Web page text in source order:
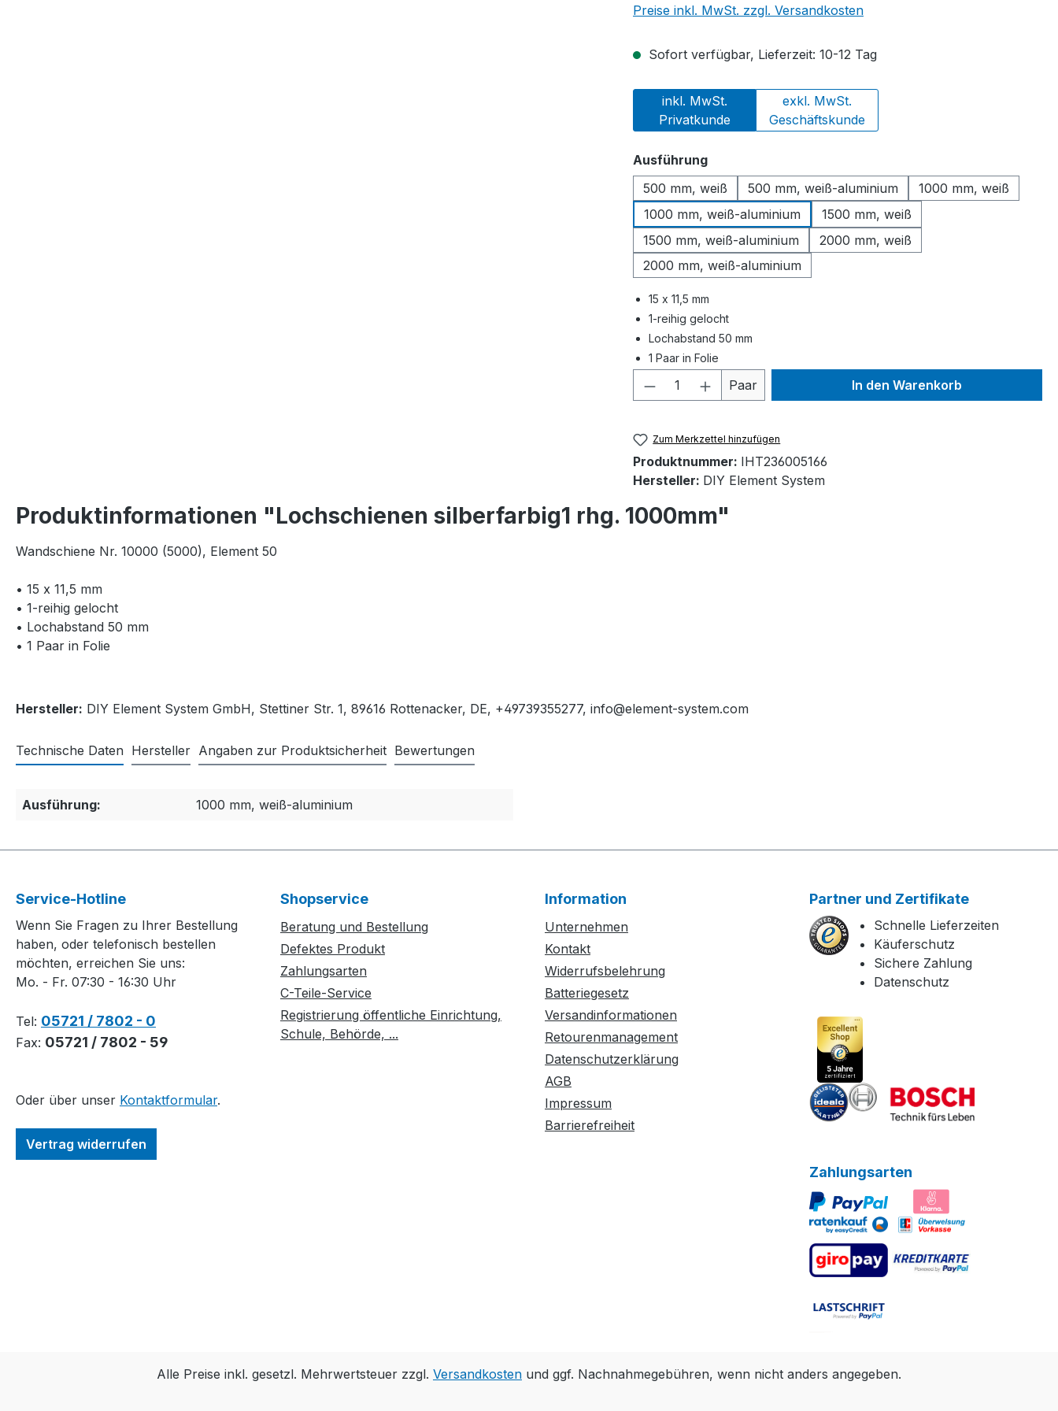
Preise inkl. MwSt. zzgl. Versandkosten
Sofort verfügbar, Lieferzeit: 10-12 Tag
inkl. MwSt.
Privatkunde
exkl. MwSt.
Geschäftskunde
Ausführungauswählen
500 mm, weiß
500 mm, weiß-aluminium
1000 mm, weiß
1000 mm, weiß-aluminium
1500 mm, weiß
1500 mm, weiß-aluminium
2000 mm, weiß
2000 mm, weiß-aluminium
15 x 11,5 mm
1-reihig gelocht
Lochabstand 50 mm
1 Paar in Folie
Produkt Anzahl: Gib den gewünschten Wert
Paar In den Warenkorb
Zum Merkzettel hinzufügen
Produktnummer: IHT236005166
Hersteller: DIY Element System
Produktinformationen "Lochschienen silberfarbig1 rhg. 1000mm"
Wandschiene Nr. 10000 (5000), Element 50
• 15 x 11,5 mm
• 1-reihig gelocht
• Lochabstand 50 mm
• 1 Paar in Folie
Hersteller: DIY Element System GmbH, Stettiner Str. 1, 89616 Rottenacker, DE, +49739355277, info@element-system.com
Technische Daten Hersteller Angaben zur Produktsicherheit Bewertungen
Ausführung: 1000 mm, weiß-aluminium
Service-Hotline
Wenn Sie Fragen zu Ihrer Bestellung
haben, oder telefonisch bestellen
möchten, erreichen Sie uns:
Mo. - Fr. 07:30 - 16:30 Uhr
Tel: 05721 / 7802 - 0
Fax: 05721 / 7802 - 59
Oder über unser Kontaktformular.
Vertrag widerrufen
Shopservice
Beratung und Bestellung
Defektes Produkt
Zahlungsarten
C-Teile-Service
Registrierung öffentliche Einrichtung,
Schule, Behörde, ...
Information
Unternehmen
Kontakt
Widerrufsbelehrung
Batteriegesetz
Versandinformationen
Retourenmanagement
Datenschutzerklärung
AGB
Impressum
Barrierefreiheit
Partner und Zertifikate
Schnelle Lieferzeiten
Käuferschutz
Sichere Zahlung
Datenschutz
Zahlungsarten
Alle Preise inkl. gesetzl. Mehrwertsteuer zzgl. Versandkosten und ggf. Nachnahmegebühren, wenn nicht anders angegeben.